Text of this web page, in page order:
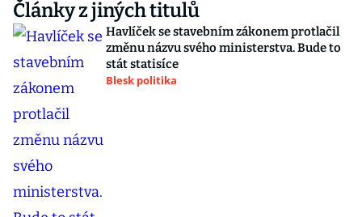
Články z jiných titulů
Havlíček se stavebním zákonem protlačil
změnu názvu svého ministerstva. Bude to
stát statisíce
Blesk politika